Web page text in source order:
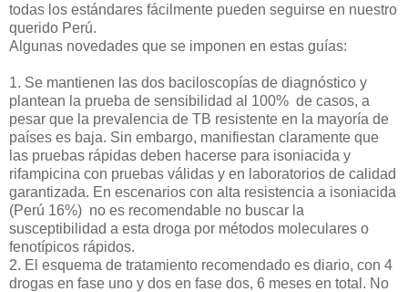
todas los estándares fácilmente pueden seguirse en nuestro
querido Perú.
Algunas novedades que se imponen en estas guías:
1. Se mantienen las dos baciloscopías de diagnóstico y
plantean la prueba de sensibilidad al 100% de casos, a
pesar que la prevalencia de TB resistente en la mayoría de
países es baja. Sin embargo, manifiestan claramente que
las pruebas rápidas deben hacerse para isoniacida y
rifampicina con pruebas válidas y en laboratorios de calidad
garantizada. En escenarios con alta resistencia a isoniacida
(Perú 16%) no es recomendable no buscar la
susceptibilidad a esta droga por métodos moleculares o
fenotípicos rápidos.
2. El esquema de tratamiento recomendado es diario, con 4
drogas en fase uno y dos en fase dos, 6 meses en total. No